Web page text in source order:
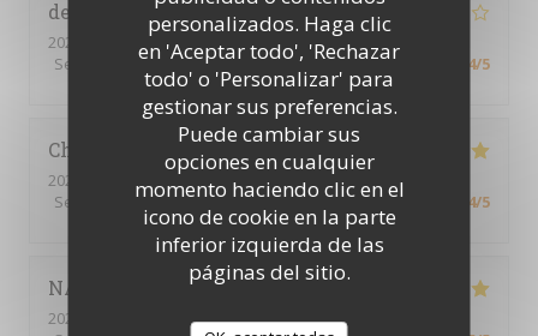
personalizados. Haga clic
en 'Aceptar todo', 'Rechazar
todo' o 'Personalizar' para
gestionar sus preferencias.
Puede cambiar sus
opciones en cualquier
momento haciendo clic en el
icono de cookie en la parte
inferior izquierda de las
páginas del sitio.
delphine
2024-02-01
- 19:30 - Invitados 4
Servicio
/5 Ambiente:4/5 Menú 5/5 Calidad / Precio 4/5
Christine
2024-01-30
- 19:00 - Invitados 4
Servicio
/5 Ambiente: 4/5 Menú:4 /5 Calidad / Precio 4/5
NATHALIE
2024-01-27
- 19:30 - Invitados 9